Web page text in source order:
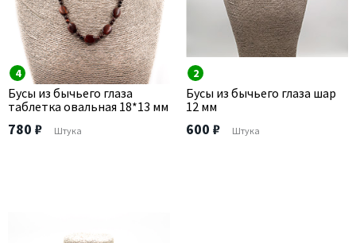
4
Бусы из бычьего глаза
таблетка овальная 18*13 мм
780 ₽ Штука
2
Бусы из бычьего глаза шар
12 мм
600 ₽ Штука